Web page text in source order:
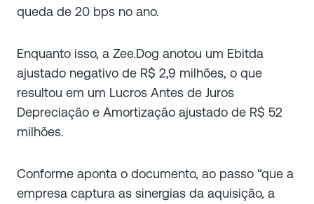
queda de 20 bps no ano.
Enquanto isso, a Zee.Dog anotou um Ebitda
ajustado negativo de R$ 2,9 milhões, o que
resultou em um Lucros Antes de Juros
Depreciação e Amortização ajustado de R$ 52
milhões.
Conforme aponta o documento, ao passo “que a
empresa captura as sinergias da aquisição, a